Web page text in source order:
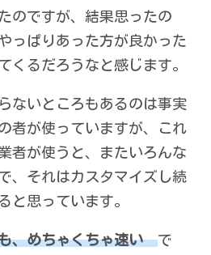
のですが、結果思ったの
っぱりあった方が良かった
くるだろうなと感じます。
ないところもあるのは事実
者が使っていますが、これ
者が使うと、またいろんな
、それはカスタマイズし続
と思っています。
、めちゃくちゃ速いで